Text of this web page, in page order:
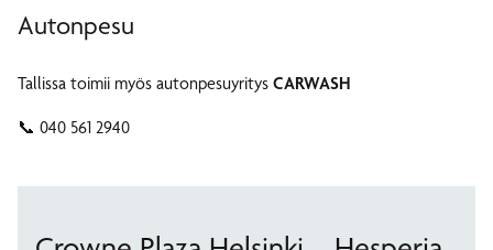
Autonpesu
Tallissa toimii myös autonpesuyritys CARWASH
📞 040 561 2940